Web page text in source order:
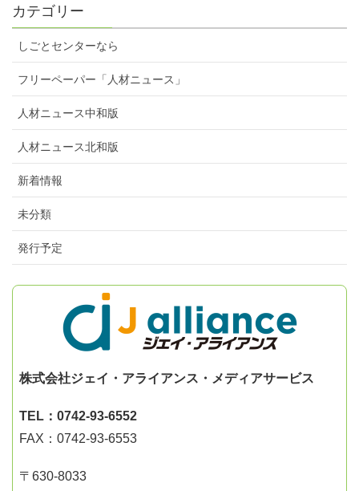
カテゴリー
しごとセンターなら
フリーペーパー「人材ニュース」
人材ニュース中和版
人材ニュース北和版
新着情報
未分類
発行予定
株式会社ジェイ・アライアンス・メディアサービス
TEL：0742-93-6552
FAX：0742-93-6553
〒630-8033